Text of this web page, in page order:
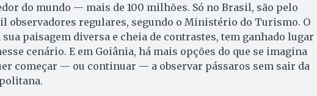
do mundo — mais de 100 milhões. Só no Brasil, são pelo
observadores regulares, segundo o Ministério do Turismo. O
sua paisagem diversa e cheia de contrastes, tem ganhado lugar
cenário. E em Goiânia, há mais opções do que se imagina
começar — ou continuar — a observar pássaros sem sair da